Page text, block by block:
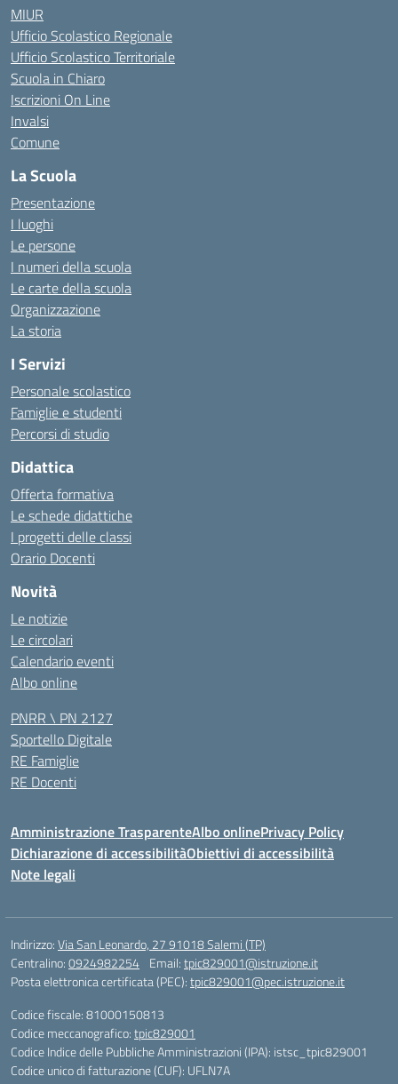
MIUR
Ufficio Scolastico Regionale
Ufficio Scolastico Territoriale
Scuola in Chiaro
Iscrizioni On Line
Invalsi
Comune
La Scuola
Presentazione
I luoghi
Le persone
I numeri della scuola
Le carte della scuola
Organizzazione
La storia
I Servizi
Personale scolastico
Famiglie e studenti
Percorsi di studio
Didattica
Offerta formativa
Le schede didattiche
I progetti delle classi
Orario Docenti
Novità
Le notizie
Le circolari
Calendario eventi
Albo online
PNRR \ PN 2127
Sportello Digitale
RE Famiglie
RE Docenti
Amministrazione TrasparenteAlbo onlinePrivacy Policy
Dichiarazione di accessibilitàObiettivi di accessibilità
Note legali
Indirizzo:Via San Leonardo, 27 91018 Salemi (TP)
Centralino:0924982254 Email:tpic829001@istruzione.it
Posta elettronica certificata (PEC):tpic829001@pec.istruzione.it
Codice fiscale: 81000150813
Codice meccanografico:tpic829001
Codice Indice delle Pubbliche Amministrazioni (IPA): istsc_tpic829001
Codice unico di fatturazione (CUF): UFLN7A